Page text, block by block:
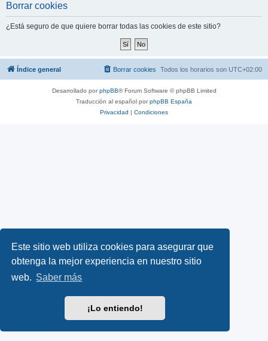
Este sitio web utiliza cookies para asegurar que
obtenga la mejor experiencia en nuestro sitio
web. Saber más
¡Lo entiendo!
Borrar cookies
¿Está seguro de que quiere borrar todas las cookies de este sitio?
Índice general Todos los horarios son UTC+02:00
Borrar cookies
Desarrollado porphpBB® Forum Software © phpBB Limited
Traducción al español porphpBB España
Privacidad | Condiciones